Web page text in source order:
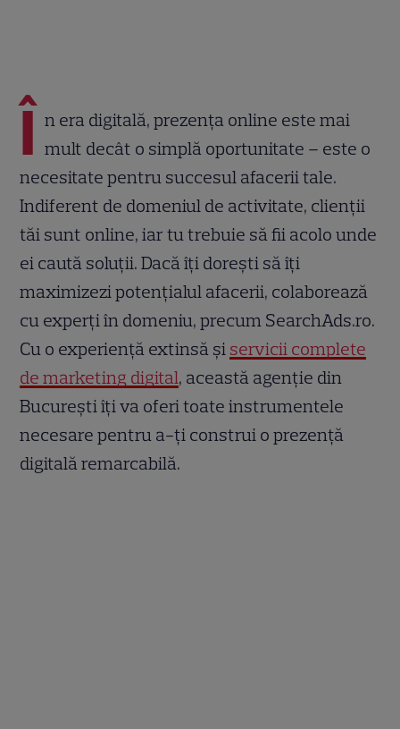
Î n era digitală, prezența online este mai
mult decât o simplă oportunitate – este o
necesitate pentru succesul afacerii tale.
Indiferent de domeniul de activitate, clienții
tăi sunt online, iar tu trebuie să fii acolo unde
ei caută soluții. Dacă îți dorești să îți
maximizezi potențialul afacerii, colaborează
cu experți în domeniu, precum SearchAds.ro.
Cu o experiență extinsă și servicii complete
de marketing digital, această agenție din
București îți va oferi toate instrumentele
necesare pentru a-ți construi o prezență
digitală remarcabilă.